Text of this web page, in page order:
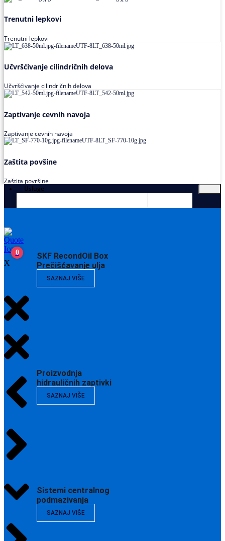
Trenutni lepkovi
Trenutni lepkovi
Učvršćivanje cilindričnih delova
Učvršćivanje cilindričnih delova
Zaptivanje cevnih navoja
Zaptivanje cevnih navoja
Zaštita povšine
Zaštita površine
Usluge
SKF RecondOil Box
Prečišćavanje ulja
SAZNAJ VIŠE
Proizvodnja
hidrauličnih zaptivki
SAZNAJ VIŠE
Sistemi centralnog
podmazivanja
SAZNAJ VIŠE
0
X